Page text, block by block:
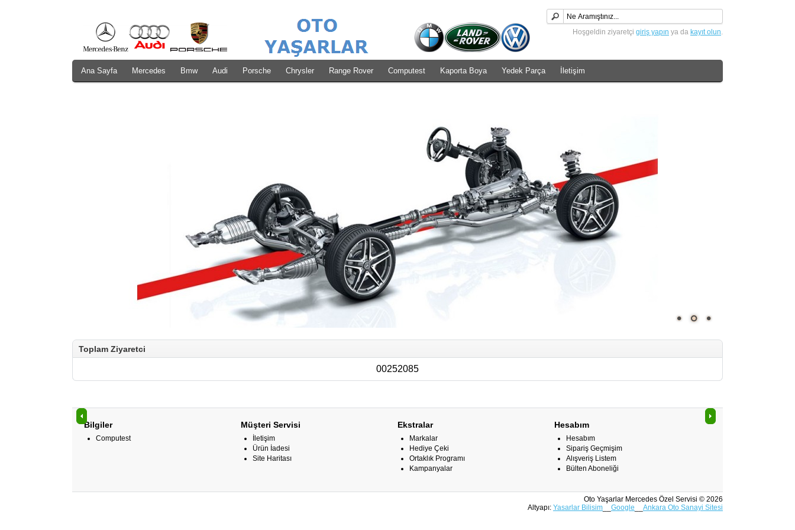
Hoşgeldin ziyaretçi giriş yapın ya da kayıt olun.
Ana Sayfa Mercedes Bmw Audi Porsche Chrysler Range Rover Computest Kaporta Boya Yedek Parça İletişim
Toplam Ziyaretci
00252085
Bilgiler
Computest
Müşteri Servisi
İletişim
Ürün İadesi
Site Haritası
Ekstralar
Markalar
Hediye Çeki
Ortaklık Programı
Kampanyalar
Hesabım
Hesabım
Sipariş Geçmişim
Alışveriş Listem
Bülten Aboneliği
Oto Yaşarlar Mercedes Özel Servisi © 2026
Altyapı: Yasarlar Bilisim Google Ankara Oto Sanayi Sitesi